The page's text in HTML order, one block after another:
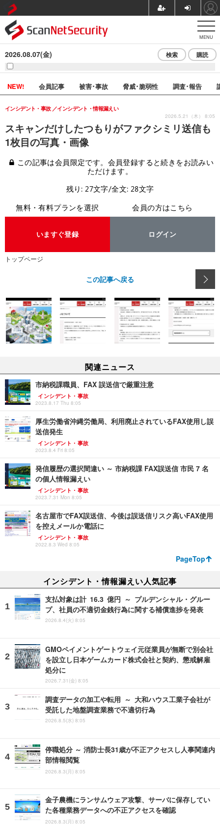
MENU
2026.08.07(金) 検索 購読
NEW! 会員記事 被害･事故 脅威･脆弱性 調査･報告
スキャンだけしたつもりがファクシミリ送信も
1枚目の写真・画像
インシデント・事故 インシデント・情報漏えい
2026.5.21（木） 8:05
この記事は会員限定です。会員登録すると続きをお読みい
ただけます。
残り: 27文字/全文: 28文字
無料・有料プランを選択
いますぐ登録
会員の方はこちら
ログイン
トップページ
この記事へ戻る
関連ニュース
市納税課職員、FAX 誤送信で厳重注意
インシデント・事故
2023.8.17 Thu 8:05
厚生労働省沖縄労働局、利用廃止されているFAX使用し誤
送信発生
インシデント・事故
2023.8.4 Fri 8:05
発信履歴の選択間違い ～ 市納税課 FAX誤送信 市民 7 名
の個人情報漏えい
インシデント・事故
2023.7.31 Mon 8:05
名古屋市でFAX誤送信、今後は誤送信リスク高いFAX使用
を控えメールか電話に
インシデント・事故
2022.8.3 Wed 8:05
PageTop
インシデント・情報漏えい人気記事
支払対象は計 16.3 億円 ～ プルデンシャル・グルー
プ、社員の不適切金銭行為に関する補償進捗を発表
2026.8.4(火) 8:05
GMOペイメントゲートウェイ元従業員が無断で別会社
を設立し日本ゲームカード株式会社と契約、懲戒解雇
処分に
2026.7.31(金) 8:05
調査データの加工や転用 ～ 大和ハウス工業子会社が
受託した地盤調査業務で不適切行為
2026.8.5(水) 8:05
停職処分 ～ 消防士長31歳が不正アクセスし人事関連内
部情報閲覧
2026.8.3(月) 8:05
金子農機にランサムウェア攻撃、サーバに保存してい
た各種業務データへの不正アクセスを確認
2026.8.3(月) 8:05